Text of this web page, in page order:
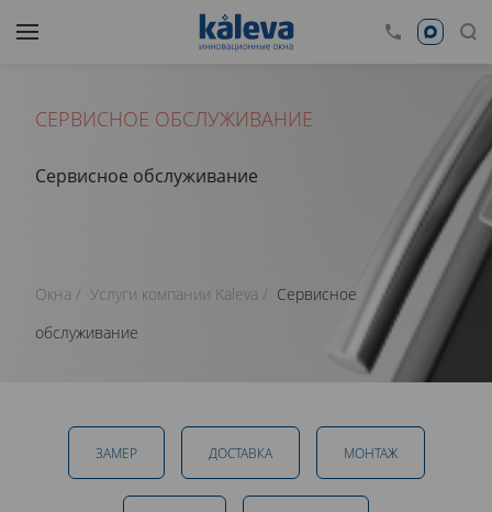
СЕРВИСНОЕ ОБСЛУЖИВАНИЕ
Сервисное обслуживание
Окна Услуги компании Kaleva
Сервисное
обслуживание
ЗАМЕР ДОСТАВКА МОНТАЖ